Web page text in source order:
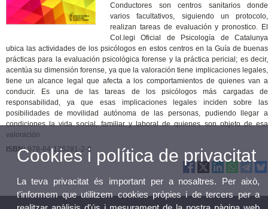
Conductores son centros sanitarios donde
varios facultativos, siguiendo un protocolo,
realizan tareas de evaluación y pronostico. El
Col.legi Oficial de Psicología de Catalunya
ubica las actividades de los psicólogos en estos centros en la Guía de buenas
prácticas para la evaluación psicológica forense y la práctica pericial; es decir,
acentúa su dimensión forense, ya que la valoración tiene implicaciones legales,
tiene un alcance legal que afecta a los comportamientos de quienes van a
conducir. Es una de las tareas de los psicólogos más cargadas de
responsabilidad, ya que esas implicaciones legales inciden sobre las
posibilidades de movilidad autónoma de las personas, pudiendo llegar a
condiciones la vida social, familiar y laboral de quienes son objeto de esa
valoración
ISBN:978-84-126281-2-8
Cookies i política de privacitat
La teva privacitat és important per a nosaltres. Per això,
t'informem que utilitzem cookies pròpies i de tercers per a